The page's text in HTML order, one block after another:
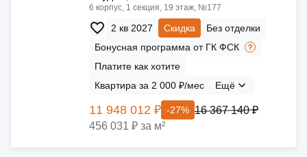
6 корпус, 1 секция, 19 этаж, №177
2 кв 2027 Скидка
Без отделки
Бонусная программа от ГК ФСК
Платите как хотите
Квартира за 2 000 ₽/мес
Ещё
11 948 012 ₽ -27% 16 367 140 ₽
456 031 ₽ за м²